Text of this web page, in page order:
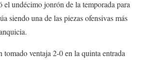
el undécimo jonrón de la temporada para
siendo una de las piezas ofensivas más
tomado ventaja 2-0 en la quinta entrada